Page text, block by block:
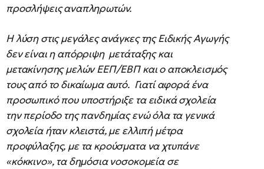
προσλήψεις αναπληρωτών.
Η λύση στις μεγάλες ανάγκες της Ειδικής Αγωγής
δεν είναι η απόρριψη μετάταξης και
μετακίνησης μελών ΕΕΠ/ΕΒΠ και ο αποκλεισμός
τους από το δικαίωμα αυτό. Γιατί αφορά ένα
προσωπικό που υποστήριξε τα ειδικά σχολεία
την περίοδο της πανδημίας ενώ όλα τα γενικά
σχολεία ήταν κλειστά, με ελλιπή μέτρα
προφύλαξης, με τα κρούσματα να χτυπάνε
«κόκκινο», τα δημόσια νοσοκομεία σε